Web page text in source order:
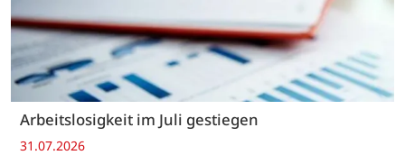
Arbeitslosigkeit im Juli gestiegen
31.07.2026